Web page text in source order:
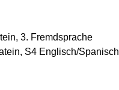
3. Fremdsprache
S4 Englisch/Spanisch